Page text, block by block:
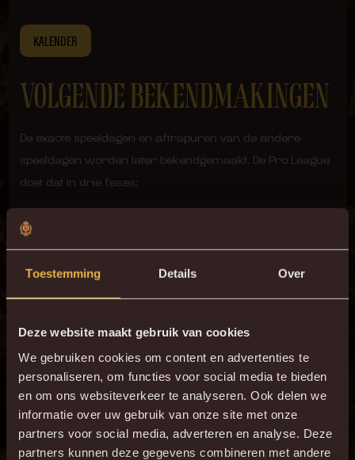
Toestemming Details Over
Deze website maakt gebruik van cookies
We gebruiken cookies om content en advertenties te
personaliseren, om functies voor social media te bieden
en om ons websiteverkeer te analyseren. Ook delen we
informatie over uw gebruik van onze site met onze
partners voor social media, adverteren en analyse. Deze
partners kunnen deze gegevens combineren met andere
KALENDER
VOLGENDE BEKENDMAKINGEN
De exacte speeldagen en aftrapuren van de andere
speeldagen worden later bekendgemaakt. De Pro League
doet dat in drie fases:
8 december – na afloop van de Europese groepsfase
9 februari – na de kwartfinales van de Croky Cup
ticketing en het speelschema.